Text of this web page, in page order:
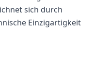
sich durch
Einzigartigkeit